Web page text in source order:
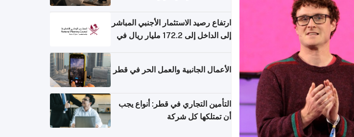
ارتفاع رصيد الاستثمار الأجنبي المباشر
إلى الداخل إلى 172.2 مليار ريال في
الأعمال الجانبية والعمل الحر في قطر
التأمين التجاري في قطر: أنواع يجب
أن تمتلكها كل شركة